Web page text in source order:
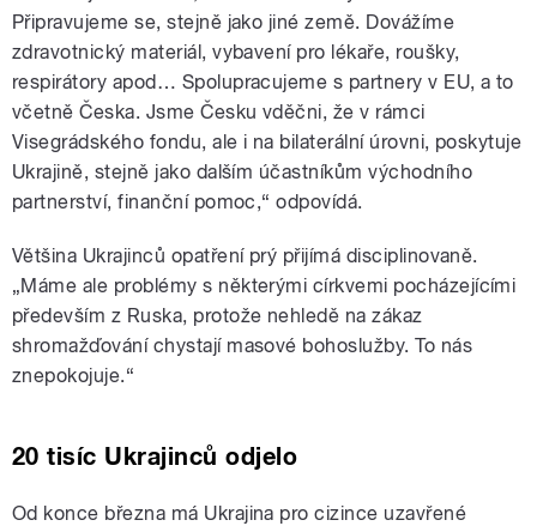
Připravujeme se, stejně jako jiné země. Dovážíme
zdravotnický materiál, vybavení pro lékaře, roušky,
respirátory apod… Spolupracujeme s partnery v EU, a to
včetně Česka. Jsme Česku vděčni, že v rámci
Visegrádského fondu, ale i na bilaterální úrovni, poskytuje
Ukrajině, stejně jako dalším účastníkům východního
partnerství, finanční pomoc,“ odpovídá.
Většina Ukrajinců opatření prý přijímá disciplinovaně.
„Máme ale problémy s některými církvemi pocházejícími
především z Ruska, protože nehledě na zákaz
shromažďování chystají masové bohoslužby. To nás
znepokojuje.“
20 tisíc Ukrajinců odjelo
Od konce března má Ukrajina pro cizince uzavřené